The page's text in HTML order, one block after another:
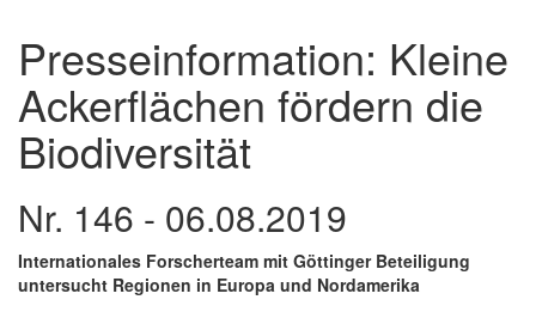
Presseinformation: Kleine
Ackerflächen fördern die
Biodiversität
Nr. 146 - 06.08.2019
Internationales Forscherteam mit Göttinger Beteiligung
untersucht Regionen in Europa und Nordamerika